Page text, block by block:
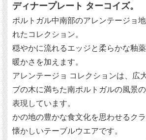
ディナープレート ターコイズ。
ポルトガル中南部のアレンテージョ
れたコレクション。
穏やかに流れるエッジと柔らかな釉
暖かさを加えます。
アレンテージョ コレクションは、広
ブの木に満ちた南ポルトガルの風景
表現しています。
かの地の豊かな食文化を思わせるク
懐かしいテーブルウエアです。